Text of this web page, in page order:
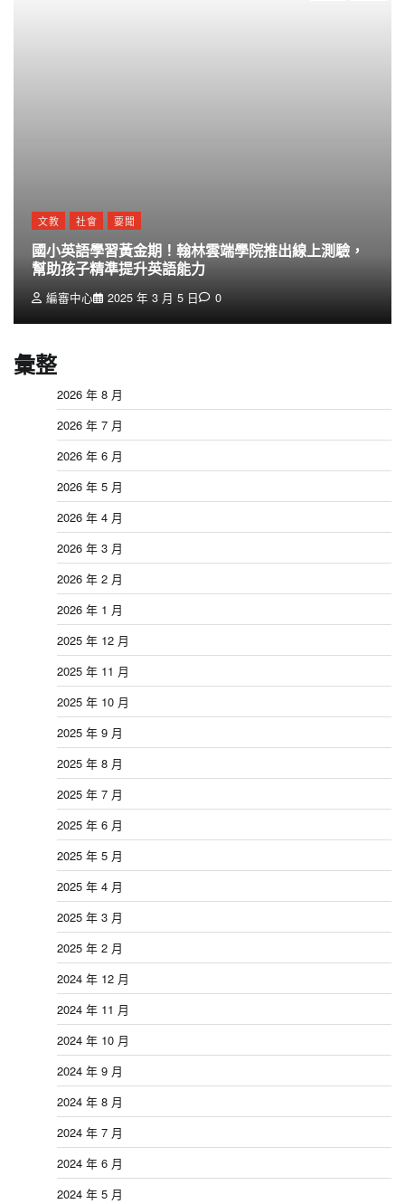
文教 社會 要聞
國小英語學習黃金期！翰林雲端學院推出線上測驗，
幫助孩子精準提升英語能力
編審中心 2025 年 3 月 5 日 0
彙整
2026 年 8 月
2026 年 7 月
2026 年 6 月
2026 年 5 月
2026 年 4 月
2026 年 3 月
2026 年 2 月
2026 年 1 月
2025 年 12 月
2025 年 11 月
2025 年 10 月
2025 年 9 月
2025 年 8 月
2025 年 7 月
2025 年 6 月
2025 年 5 月
2025 年 4 月
2025 年 3 月
2025 年 2 月
2024 年 12 月
2024 年 11 月
2024 年 10 月
2024 年 9 月
2024 年 8 月
2024 年 7 月
2024 年 6 月
2024 年 5 月